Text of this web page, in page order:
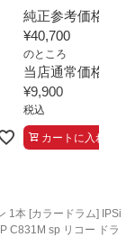
純正参考価格
¥40,700
のところ
当店通常価格
¥9,900
税込
カートに入れる
1本 [カラードラム] IPSi
C831M sp リコー ドラ